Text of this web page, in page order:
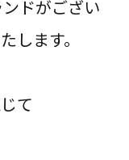
ドがござい
します。
て